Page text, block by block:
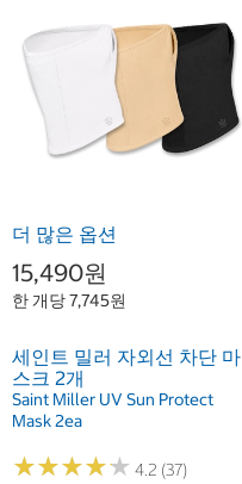
더 많은 옵션
15,490원
한 개당 7,745원
세인트 밀러 자외선 차단 마
스크 2개
Saint Miller UV Sun Protect
Mask 2ea
★★★★★
★★★★★ 4.2 (37)